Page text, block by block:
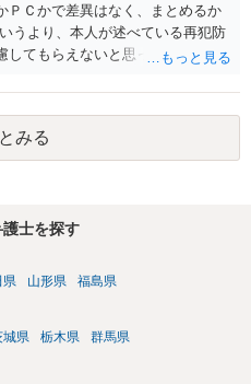
ＰＣかで差異はなく、まとめるか
うより、本人が述べている再犯防
してもらえないと思った方が良い
用している再犯防止策（例えば保
や具体的な就労・監督状況） ・監
客観性と実現可能性があるもので
もともと執行猶予が狙える事案で
みる
士を探す
県 山形県 福島県
城県 栃木県 群馬県